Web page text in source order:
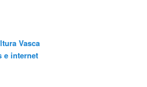
Vasca
e internet